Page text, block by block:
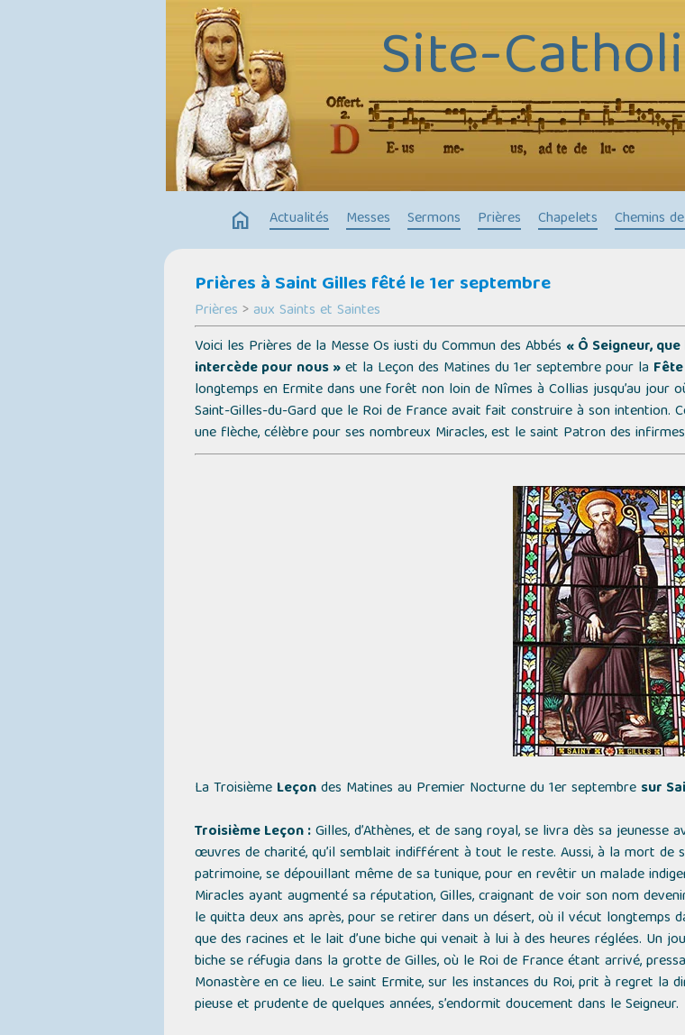
Site-
home Actualités Messes Sermons Prières Chapelets Chemins
Prières à Saint Gilles fêté le 1er septembre
Prières > aux Saints et Saintes
Voici les Prières de la MesseOs iustidu Commun des Abbés « Ô Seigneur,
intercède pour nous »et la Leçon des Matines du 1er septembre pour la
longtemps en Ermite dans une forêt non loin de Nîmes à Collias jusqu’au jour
Saint-Gilles-du-Gard que le Roi de France avait fait construire à son intention.
une flèche, célèbre pour ses nombreux Miracles, est le saint Patron des
La Troisième Leçondes Matines au Premier Nocturne du 1er septembre sur
Troisième Leçon :Gilles, d’Athènes, et de sang royal, se livra dès sa jeunesse
œuvres de charité, qu’il semblait indifférent à tout le reste. Aussi, à la mort de
patrimoine, se dépouillant même de sa tunique, pour en revêtir un malade
Miracles ayant augmenté sa réputation, Gilles, craignant de voir son nom
le quitta deux ans après, pour se retirer dans un désert, où il vécut longtemps
que des racines et le lait d’une biche qui venait à lui à des heures réglées. Un
biche se réfugia dans la grotte de Gilles, où le Roi de France étant arrivé,
Monastère en ce lieu. Le saint Ermite, sur les instances du Roi, prit à regret la
pieuse et prudente de quelques années, s’endormit doucement dans le Seigneur.